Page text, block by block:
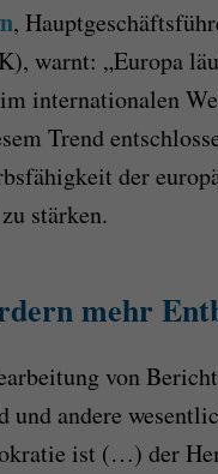
,
warnt: „Europa
internationalen
Trend
der
stärken.
mehr
von
andere
ist (…) der